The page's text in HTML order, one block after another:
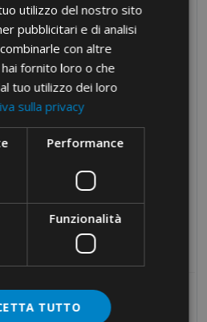
utilizzo del nostro sito
pubblicitari e di analisi
con altre
fornito loro o che
tuo utilizzo dei loro
sulla privacy
Performance
Funzionalità
TUTTO